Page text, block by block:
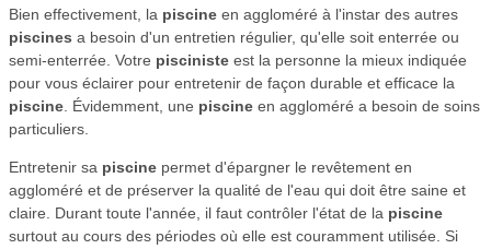
Bien effectivement, la piscine en aggloméré à l'instar des autres
piscines a besoin d'un entretien régulier, qu'elle soit enterrée ou
semi-enterrée. Votre pisciniste est la personne la mieux indiquée
pour vous éclairer pour entretenir de façon durable et efficace la
piscine. Évidemment, une piscine en aggloméré a besoin de soins
particuliers.
Entretenir sa piscine permet d'épargner le revêtement en
aggloméré et de préserver la qualité de l'eau qui doit être saine et
claire. Durant toute l'année, il faut contrôler l'état de la piscine
surtout au cours des périodes où elle est couramment utilisée. Si